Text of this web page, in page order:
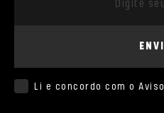
Li e concordo com o